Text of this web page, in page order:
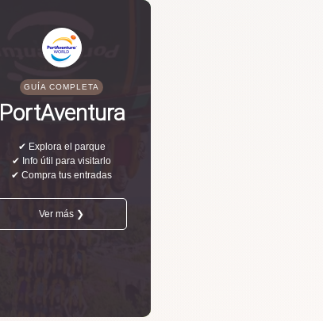
GUÍA COMPLETA
PortAventura
✔ Explora el parque
✔ Info útil para visitarlo
✔ Compra tus entradas
Ver más ❯